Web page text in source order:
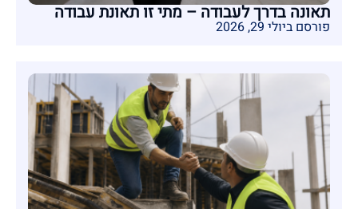
תאונה בדרך לעבודה – מתי זו תאונת עבודה
פורסם ביולי 29, 2026